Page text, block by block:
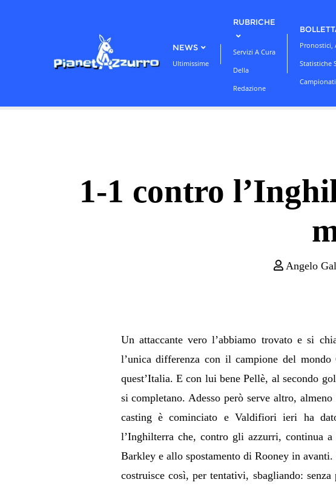
NEWS
Ultimissime
RUBRICHE
Servizi A Cura
Della
Redazione
Pronostici,
Statistiche
1-1 contro
Angelo
Un attaccante vero l’abbiamo trovato e si
l’unica differenza con il campione del
quest’Italia. E con lui bene Pellè, al secondo
si completano. Adesso però serve altro,
casting è cominciato e Valdifiori ieri ha
l’Inghilterra che, contro gli azzurri, continua
Barkley e allo spostamento di Rooney in
costruisce così, per tentativi, sbagliando: